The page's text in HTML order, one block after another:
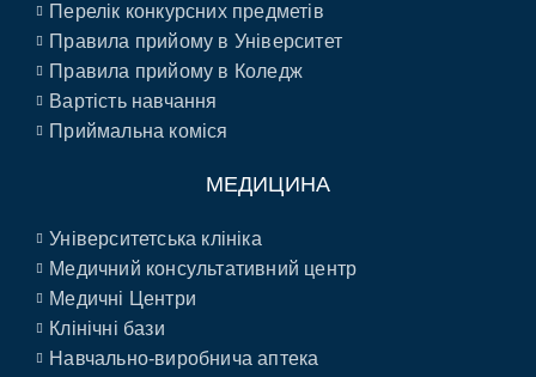
Перелік конкурсних предметів
Правила прийому в Університет
Правила прийому в Коледж
Вартість навчання
Приймальна коміся
МЕДИЦИНА
Університетська клініка
Медичний консультативний центр
Медичні Центри
Клінічні бази
Навчально-виробнича аптека